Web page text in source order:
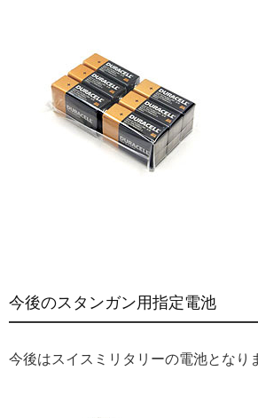
今後のスタンガン用指定電池
今後はスイスミリタリーの電池となり